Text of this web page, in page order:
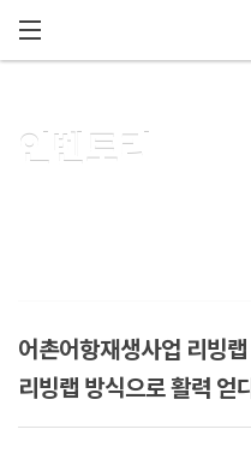
인벤토리
어촌어항재생사업 리빙
리빙랩 방식으로 활력 얻